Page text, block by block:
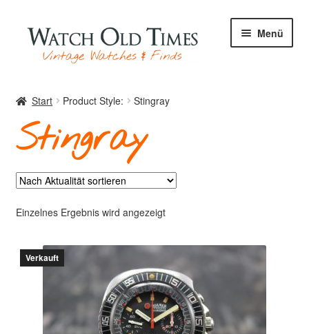
Zur
Navigation
springen
Zum
Inhalt
springen
Menü
Uhren
Archiv
Über mich
Start Product Style: Stingray
Stingray
Einzelnes Ergebnis wird angezeigt
Verkauft